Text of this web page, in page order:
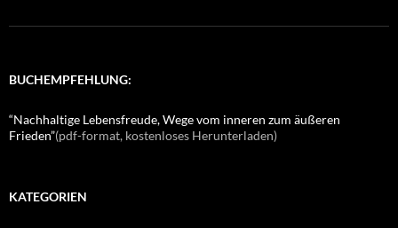
BUCHEMPFEHLUNG:
“Nachhaltige Lebensfreude, Wege vom inneren zum äußeren
Frieden”(pdf-format, kostenloses Herunterladen)
KATEGORIEN